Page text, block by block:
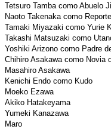
Tetsuro Tamba como Abuelo
Naoto Takenaka como
Tamaki Miyazaki como Yurie
Takashi Matsuzaki como
Yoshiki Arizono como Padre
Chihiro Asakawa como Novia
Masahiro Asakawa
Kenichi Endo como Kudo
Moeko Ezawa
Akiko Hatakeyama
Yumeki Kanazawa
Maro